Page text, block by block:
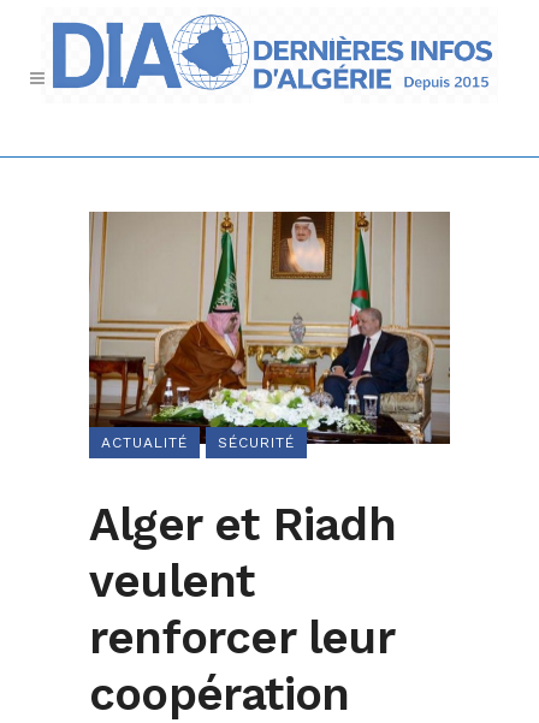
ACTUALITÉ SÉCURITÉ
Alger et Riadh
veulent
renforcer leur
coopération